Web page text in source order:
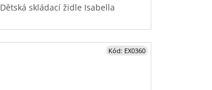
Dětská skládací židle Isabella
Kód: EX0360